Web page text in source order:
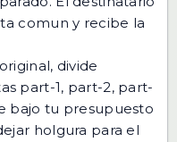
comun y recibe la
divide
part-1, part-2, part-
bajo tu presupuesto
holgura para el